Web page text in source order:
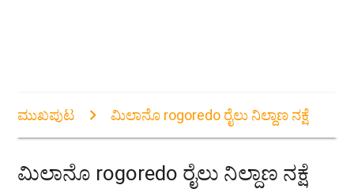
ಮುಖಪುಟ ಮಿಲಾನೊ rogoredo ರೈಲು ನಿಲ್ದಾಣ ನಕ್ಷೆ
ಮಿಲಾನೊ rogoredo ರೈಲು ನಿಲ್ದಾಣ ನಕ್ಷೆ